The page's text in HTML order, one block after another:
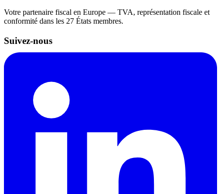
Votre partenaire fiscal en Europe — TVA, représentation fiscale et
conformité dans les 27 États membres.
Suivez-nous